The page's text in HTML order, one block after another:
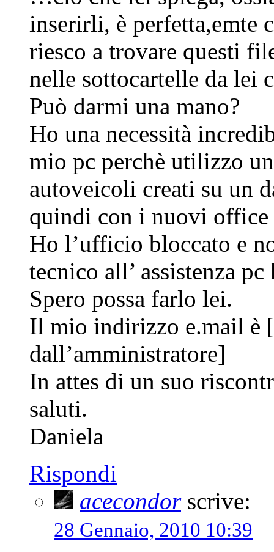
inserirli, è perfetta,emte
riesco a trovare questi
nelle sottocartelle da lei
Può darmi una mano?
Ho una necessità
mio pc perchè utilizzo
autoveicoli creati su un
quindi con i nuovi
Ho l’ufficio bloccato e
tecnico all’ assistenza
Spero possa farlo lei.
Il mio indirizzo e.mail è
dall’amministratore]
In attes di un suo
saluti.
Daniela
Rispondi
acecondorscrive:
28 Gennaio, 2010 10:39